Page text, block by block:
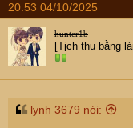
20:53 04/10/2025
hunter1b
[Tịch thu bằng
lynh 3679 nói: